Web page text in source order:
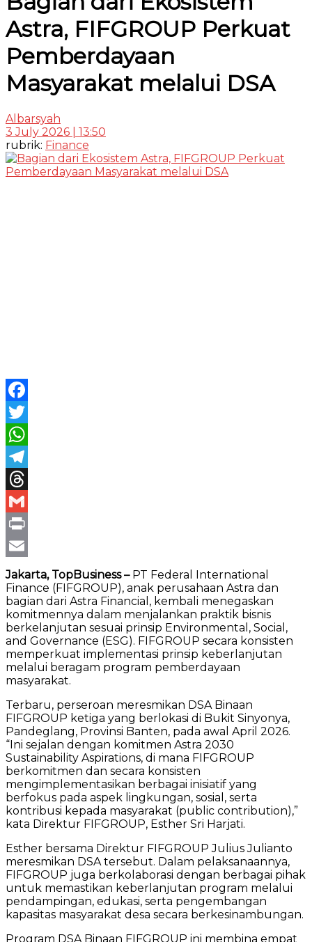
Astra, FIFGROUP Perkuat
Pemberdayaan
Masyarakat melalui DSA
Albarsyah
3 July 2026 | 13:50
rubrik: Finance
Facebook
Twitter
WhatsApp
Telegram
Threads
Gmail
Print
Email
Jakarta, TopBusiness –PT Federal International
Finance (FIFGROUP), anak perusahaan Astra dan
bagian dari Astra Financial, kembali menegaskan
komitmennya dalam menjalankan praktik bisnis
berkelanjutan sesuai prinsip Environmental, Social,
and Governance (ESG). FIFGROUP secara konsisten
memperkuat implementasi prinsip keberlanjutan
melalui beragam program pemberdayaan
masyarakat.
Terbaru, perseroan meresmikan DSA Binaan
FIFGROUP ketiga yang berlokasi di Bukit Sinyonya,
Pandeglang, Provinsi Banten, pada awal April 2026.
“Ini sejalan dengan komitmen Astra 2030
Sustainability Aspirations, di mana FIFGROUP
berkomitmen dan secara konsisten
mengimplementasikan berbagai inisiatif yang
berfokus pada aspek lingkungan, sosial, serta
kontribusi kepada masyarakat (public contribution),”
kata Direktur FIFGROUP, Esther Sri Harjati.
Esther bersama Direktur FIFGROUP Julius Julianto
meresmikan DSA tersebut. Dalam pelaksanaannya,
FIFGROUP juga berkolaborasi dengan berbagai pihak
untuk memastikan keberlanjutan program melalui
pendampingan, edukasi, serta pengembangan
kapasitas masyarakat desa secara berkesinambungan.
Program DSA Binaan FIFGROUP ini membina empat